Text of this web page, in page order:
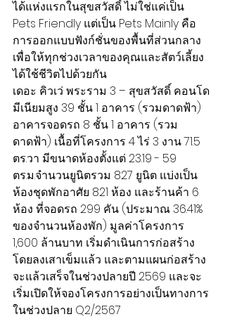
ได้แห่งแรกในสุขสวัสดิ์ ไม่ใช่แค่เป็น
Pets Friendly แต่เป็น Pets Mainly คือ
การออกแบบฟังก์ชั่นของพื้นที่ส่วนกลาง
เพื่อให้ทุกช่วงเวลาของคุณและสัตว์เลี้ยง
ได้ใช้ชีวิตไปด้วยกัน
เดอะ คิวเว่ พระราม 3 – สุขสวัสดิ์ คอนโด
มีเนียมสูง 39 ชั้น 1 อาคาร (รวมดาดฟ้า)
อาคารจอดรถ 8 ชั้น 1 อาคาร (รวม
ดาดฟ้า) เนื้อที่โครงการ 4 ไร่ 3 งาน 71.5
ตร.วา มีขนาดห้องตั้งแต่ 23.19 - 59
ตร.ม.จำนวนยูนิตรวม 827 ยูนิต แบ่งเป็น
ห้องชุดพักอาศัย 821 ห้อง และร้านค้า 6
ห้อง ที่จอดรถ 299 คัน (ประมาณ 36.41%
ของจำนวนห้องพัก) มูลค่าโครงการ
1,600 ล้านบาท เริ่มดำเนินการก่อสร้าง
โดยลงเสาเข็มแล้ว และตามแผนก่อสร้าง
จะแล้วเสร็จในช่วงปลายปี 2569 และจะ
เริ่มเปิดให้จองโครงการอย่างเป็นทางการ
ในช่วงปลาย Q2/2567